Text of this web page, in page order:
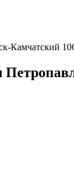
Камчатский